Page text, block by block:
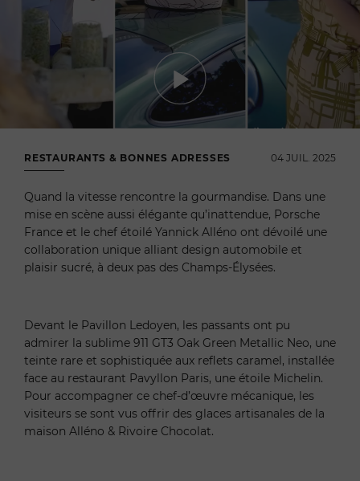
RESTAURANTS & BONNES ADRESSES 04 JUIL. 2025
Quand la vitesse rencontre la gourmandise. Dans une
mise en scène aussi élégante qu’inattendue, Porsche
France et le chef étoilé Yannick Alléno ont dévoilé une
collaboration unique alliant design automobile et
plaisir sucré, à deux pas des Champs-Élysées.
Devant le Pavillon Ledoyen, les passants ont pu
admirer la sublime 911 GT3 Oak Green Metallic Neo, une
teinte rare et sophistiquée aux reflets caramel, installée
face au restaurant Pavyllon Paris, une étoile Michelin.
Pour accompagner ce chef-d’œuvre mécanique, les
visiteurs se sont vus offrir des glaces artisanales de la
maison Alléno & Rivoire Chocolat.